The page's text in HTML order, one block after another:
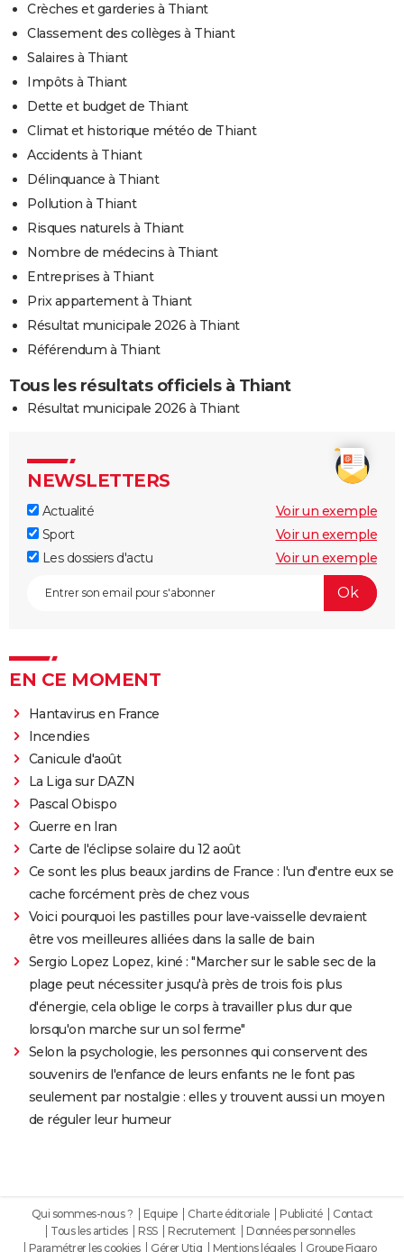
Crèches et garderies à Thiant
Classement des collèges à Thiant
Salaires à Thiant
Impôts à Thiant
Dette et budget de Thiant
Climat et historique météo de Thiant
Accidents à Thiant
Délinquance à Thiant
Pollution à Thiant
Risques naturels à Thiant
Nombre de médecins à Thiant
Entreprises à Thiant
Prix appartement à Thiant
Résultat municipale 2026 à Thiant
Référendum à Thiant
Tous les résultats officiels à Thiant
Résultat municipale 2026 à Thiant
NEWSLETTERS
Actualité
Voir un exemple
Sport
Voir un exemple
Les dossiers d'actu
Voir un exemple
EN CE MOMENT
Hantavirus en France
Incendies
Canicule d'août
La Liga sur DAZN
Pascal Obispo
Guerre en Iran
Carte de l'éclipse solaire du 12 août
Ce sont les plus beaux jardins de France : l'un d'entre eux se
cache forcément près de chez vous
Voici pourquoi les pastilles pour lave-vaisselle devraient
être vos meilleures alliées dans la salle de bain
Sergio Lopez Lopez, kiné : "Marcher sur le sable sec de la
plage peut nécessiter jusqu'à près de trois fois plus
d'énergie, cela oblige le corps à travailler plus dur que
lorsqu'on marche sur un sol ferme"
Selon la psychologie, les personnes qui conservent des
souvenirs de l'enfance de leurs enfants ne le font pas
seulement par nostalgie : elles y trouvent aussi un moyen
de réguler leur humeur
Qui sommes-nous ? Equipe Charte éditoriale Publicité
Contact
Tous les articles
RSS Recrutement
Données personnelles
Paramétrer les cookies
Gérer Utiq Mentions légales Groupe Figaro